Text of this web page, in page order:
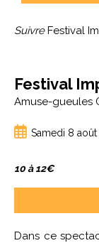
SuivreFestival
Festival
Amuse-gueules
Samedi 8 août
10 à 12€
Dans ce